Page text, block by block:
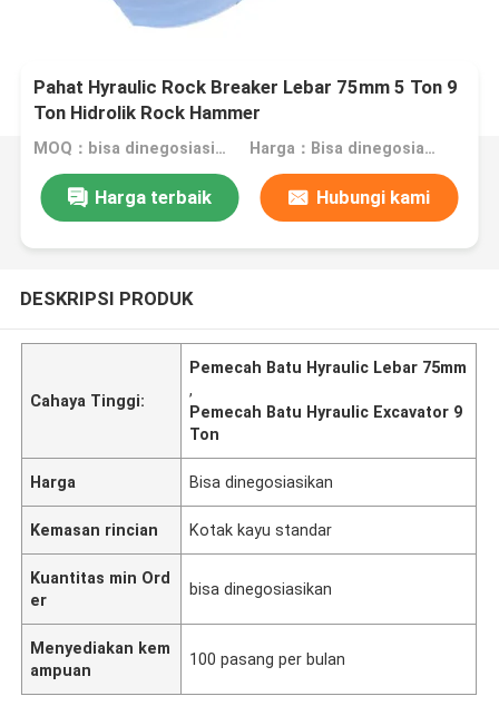
Pahat Hyraulic Rock Breaker Lebar 75mm 5 Ton 9
Ton Hidrolik Rock Hammer
MOQ：bisa dinegosiasikan Harga：Bisa dinegosiasikan
Harga terbaik Hubungi kami
DESKRIPSI PRODUK
Cahaya Tinggi:
Pemecah Batu Hyraulic Lebar 75mm
,
Pemecah Batu Hyraulic Excavator 9
Ton
Harga Bisa dinegosiasikan
Kemasan rincian Kotak kayu standar
Kuantitas min Ord
er
bisa dinegosiasikan
Menyediakan kem
ampuan
100 pasang per bulan